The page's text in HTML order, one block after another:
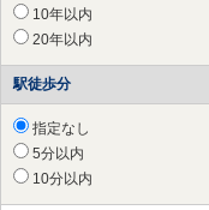
藤沢市 （16件）
茅ヶ崎市（7件）
厚木市（43件）
大和市
海老名市
座間市 （73件）
綾瀬市（38件）
10年以内
20年以内
駅徒歩分
指定なし
5分以内
10分以内